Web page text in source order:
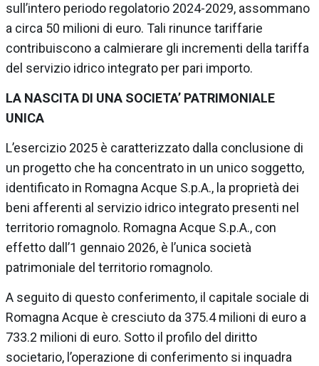
sull’intero periodo regolatorio 2024-2029, assommano
a circa 50 milioni di euro. Tali rinunce tariffarie
contribuiscono a calmierare gli incrementi della tariffa
del servizio idrico integrato per pari importo.
LA NASCITA DI UNA SOCIETA’ PATRIMONIALE
UNICA
L’esercizio 2025 è caratterizzato dalla conclusione di
un progetto che ha concentrato in un unico soggetto,
identificato in Romagna Acque S.p.A., la proprietà dei
beni afferenti al servizio idrico integrato presenti nel
territorio romagnolo. Romagna Acque S.p.A., con
effetto dall’1 gennaio 2026, è l’unica società
patrimoniale del territorio romagnolo.
A seguito di questo conferimento, il capitale sociale di
Romagna Acque è cresciuto da 375.4 milioni di euro a
733.2 milioni di euro. Sotto il profilo del diritto
societario, l’operazione di conferimento si inquadra